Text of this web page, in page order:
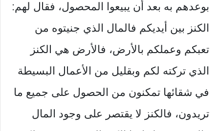
بوعدهم به بعد أن يبيعوا المحصول، فقال لهم:
الكنز بين أيديكم فالمال الذي جنيتوه من
تعبكم وعملكم بالأرض، فالأرض هي الكنز
الذي تركته لكم وبقليل من الأعمال البسيطة
في شقائها تمكنون من الحصول على جميع ما
تريدون، فالكنز لا يقتصر على وجود المال